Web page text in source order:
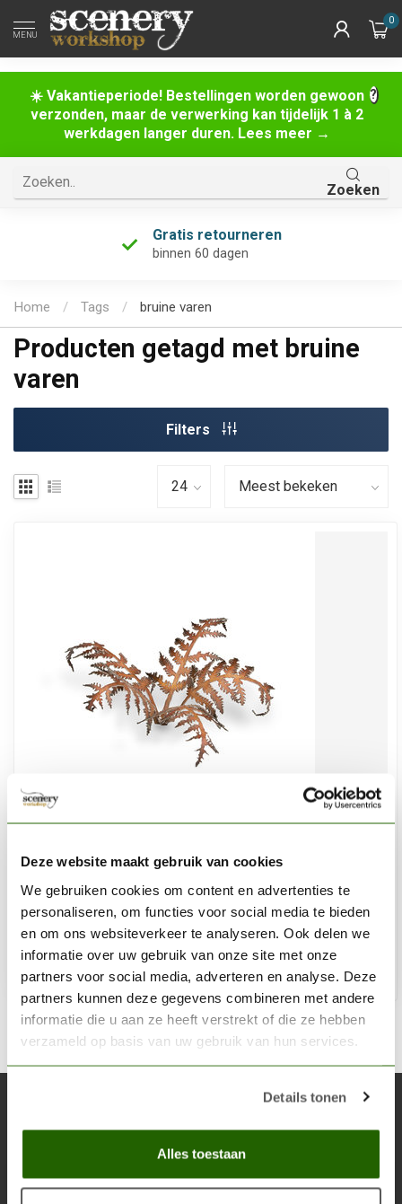
Deze website maakt gebruik van cookies
We gebruiken cookies om content en advertenties te
personaliseren, om functies voor social media te bieden
en om ons websiteverkeer te analyseren. Ook delen we
informatie over uw gebruik van onze site met onze
partners voor social media, adverteren en analyse. Deze
partners kunnen deze gegevens combineren met andere
informatie die u aan ze heeft verstrekt of die ze hebben
verzameld op basis van uw gebruik van hun services.
Details tonen
Alles toestaan
☀️ Vakantieperiode! Bestellingen worden gewoon
verzonden, maar de verwerking kan tijdelijk 1 à 2
werkdagen langer duren. Lees meer →
MENU
0
Zoeken
Gratis retourneren
binnen 60 dagen
Home / Tags / bruine varen
Producten getagd met bruine
varen
Filters
Dry Bracken - Droge Varen - Laser Plants - 6x - GGLP-DB
€7,40
Niet op voorraad
Blijf op de hoogte over onze laatste acties